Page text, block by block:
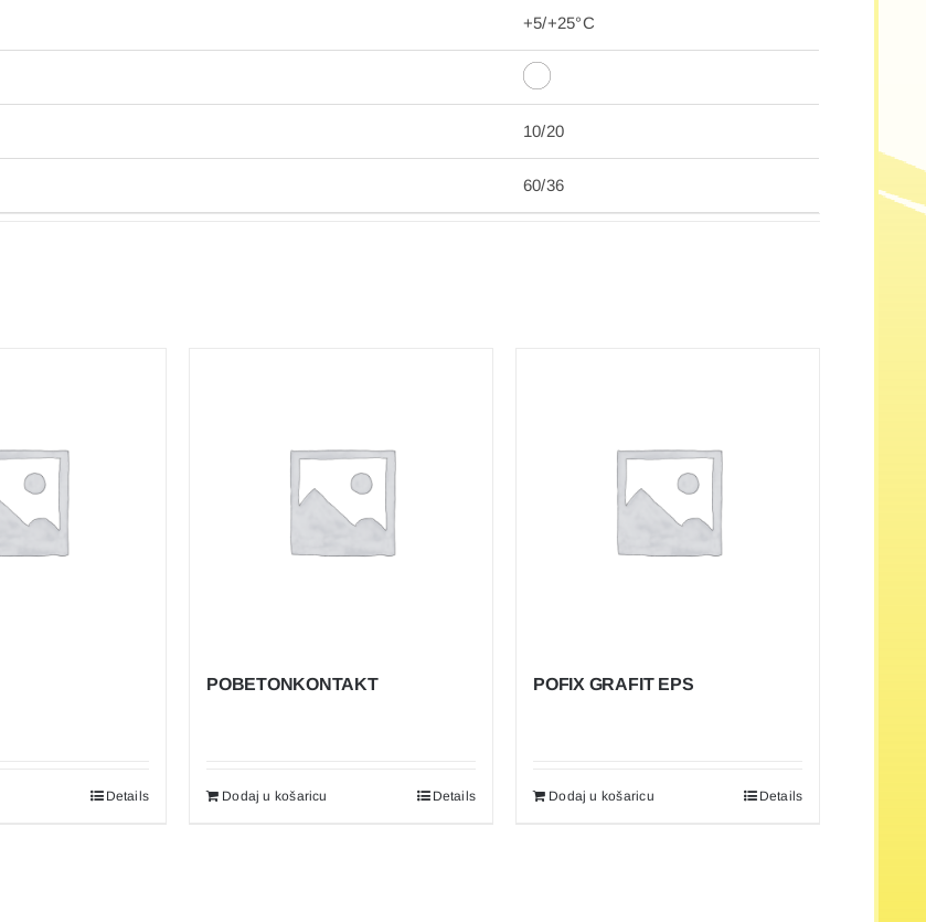
+5/+25°C
10/20
60/36
Details
POBETONKONTAKT
Dodaj u košaricu Details
POFIX GRAFIT EPS
Dodaj u košaricu Details